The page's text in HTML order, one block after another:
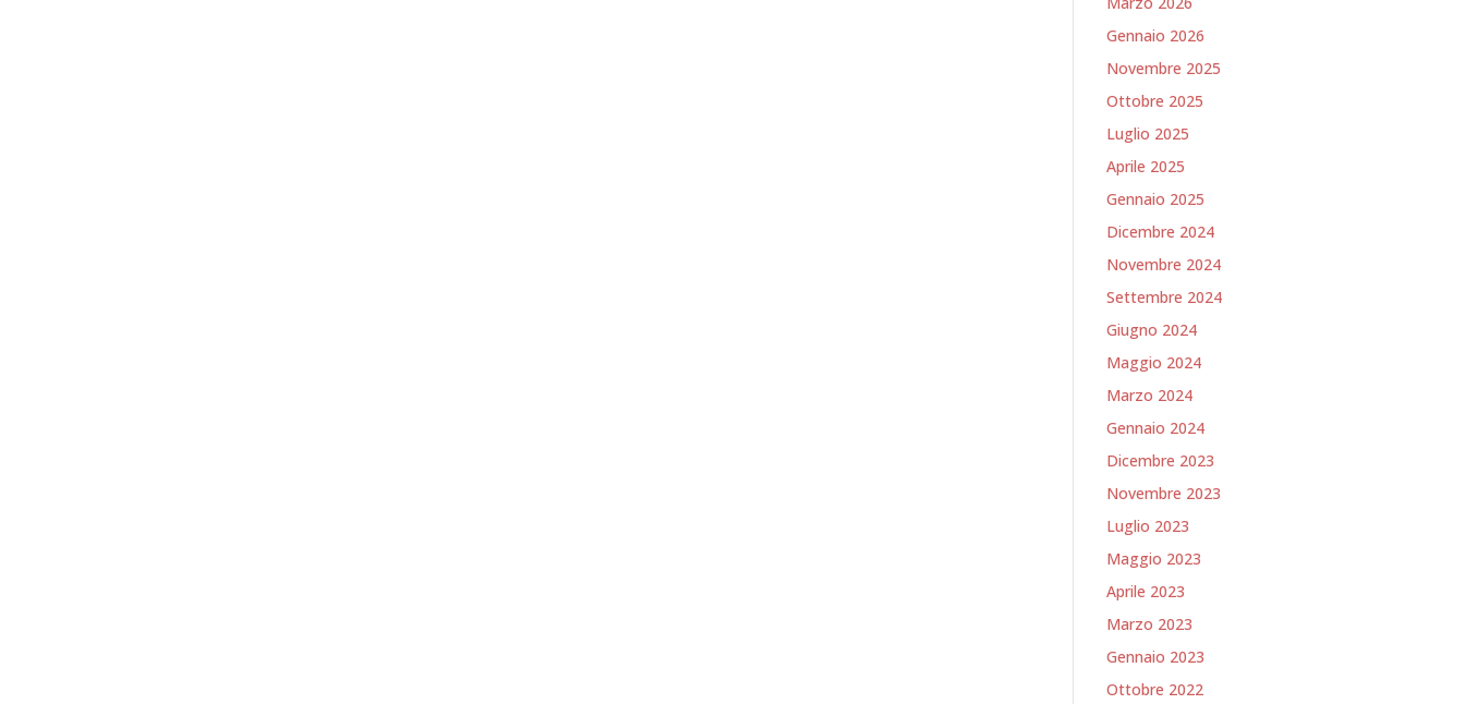
Gennaio 2026
Novembre 2025
Ottobre 2025
Luglio 2025
Aprile 2025
Gennaio 2025
Dicembre 2024
Novembre 2024
Settembre 2024
Giugno 2024
Maggio 2024
Marzo 2024
Gennaio 2024
Dicembre 2023
Novembre 2023
Luglio 2023
Maggio 2023
Aprile 2023
Marzo 2023
Gennaio 2023
Ottobre 2022